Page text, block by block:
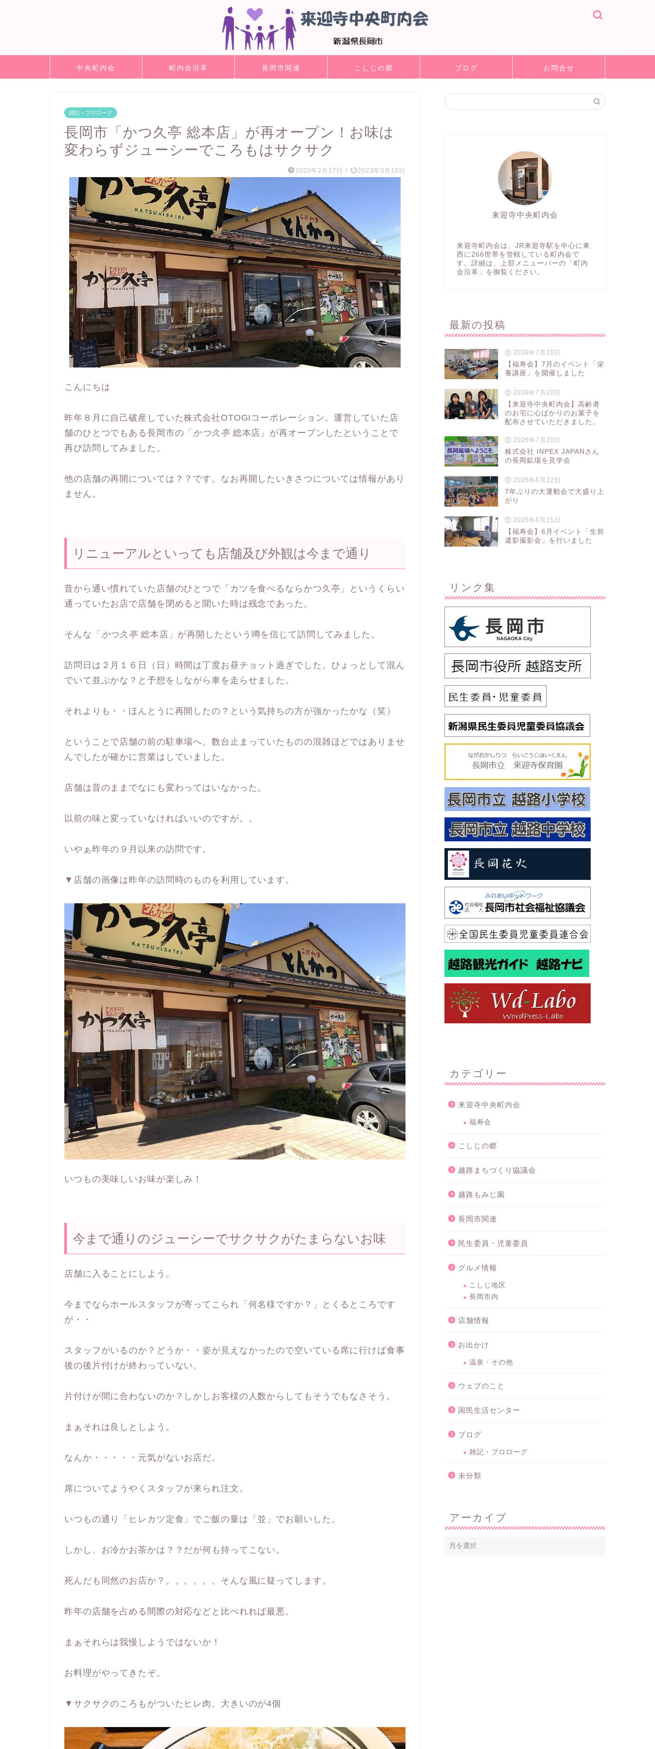
中央町内会 町内会沿革 長岡市関連 こしじの郷 ブログ お問合せ
雑記・プロローグ
長岡市「かつ久亭 総本店」が再オープン！お味は
変わらずジューシーでころもはサクサク
2020年2月17日 / 2023年3月18日
こんにちは
昨年８月に自己破産していた株式会社OTOGIコーポレーション。運営していた店
舗のひとつでもある長岡市の「 かつ久亭総本店」が再オープンしたということで
再び訪問してみました。
他の店舗の再開については？？です。なお再開したいきさつについては情報があり
ません。
リニューアルといっても店舗及び外観は今まで通り
昔から通い慣れていた店舗のひとつで「カツを食べるならかつ久亭」というくらい
通っていたお店で店舗を閉めると聞いた時は残念であった。
そんな「 かつ久亭総本店」が再開したという噂を信じて訪問してみました。
訪問日は２月１６日（日）時間は丁度お昼チョット過ぎでした。ひょっとして混ん
でいて並ぶかな？と予想をしながら車を走らせました。
それよりも・・ほんとうに再開したの？という気持ちの方が強かったかな（笑）
ということで店舗の前の駐車場へ。数台止まっていたものの混雑ほどではありませ
んでしたが確かに営業はしていました。
店舗は昔のままでなにも変わってはいなかった。
以前の味と変っていなければいいのですが。。
いやぁ昨年の９月以来の訪問です。
▼店舗の画像は昨年の訪問時のものを利用しています。
いつもの美味しいお味が楽しみ！
今まで通りのジューシーでサクサクがたまらないお味
店舗に入ることにしよう。
今までならホールスタッフが寄ってこられ「何名様ですか？」とくるところです
が・・
スタッフがいるのか？どうか・・姿が見えなかったので空いている席に行けば食事
後の後片付けが終わっていない。
片付けが間に合わないのか？しかしお客様の人数からしてもそうでもなさそう。
まぁそれは良しとしよう。
なんか・・・・・元気がないお店だ。
席についてようやくスタッフが来られ注文。
いつもの通り「ヒレカツ定食」でご飯の量は「並」でお願いした。
しかし、お冷かお茶かは？？だが何も持ってこない。
死んだも同然のお店か？。。。。。。そんな風に疑ってします。
昨年の店舗を占める間際の対応などと比べれれば最悪。
まぁそれらは我慢しようではないか！
お料理がやってきたぞ。
▼サクサクのころもがついたヒレ肉。大きいのが4個
来迎寺中央町内会
来迎寺町内会は、JR来迎寺駅を中心に東
西に266世帯を管轄している町内会で
す。詳細は、上部メニューバーの「町内
会沿革」を御覧ください。
最新の投稿
2026年7月20日
【福寿会】7月のイベント「栄
養講座」を開催しました
2026年7月20日
【来迎寺中央町内会】高齢者
のお宅に心ばかりのお菓子を
配布させていただきました。
2026年7月20日
株式会社 INPEX JAPANさん
の長岡鉱場を見学会
2026年6月22日
7年ぶりの大運動会で大盛り上
がり
2026年6月15日
【福寿会】6月イベント「生前
遺影撮影会」を行いました
リンク集
カテゴリー
来迎寺中央町内会
福寿会
こしじの郷
越路まちづくり協議会
越路もみじ園
長岡市関連
民生委員・児童委員
グルメ情報
こしじ地区
長岡市内
店舗情報
お出かけ
温泉・その他
ウェブのこと
国民生活センター
ブログ
雑記・プロローグ
未分類
アーカイブ